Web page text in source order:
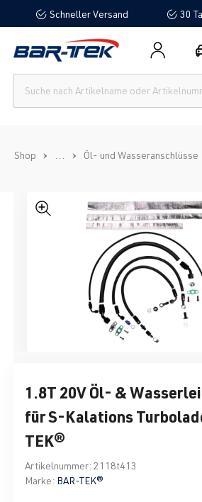
springenSchneller Versand 30
Shop ... Öl- und Wasseranschlüsse
Bildergalerie überspringen
1.8T 20V Öl- &
für S-Kalations
TEK®
Artikelnummer: 2118t413
Marke: BAR-TEK®